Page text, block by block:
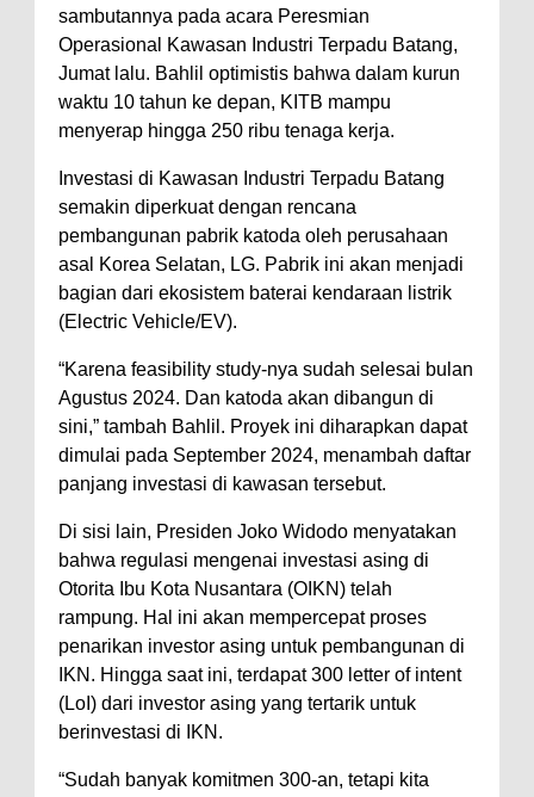
sambutannya pada acara Peresmian
Operasional Kawasan Industri Terpadu Batang,
Jumat lalu. Bahlil optimistis bahwa dalam kurun
waktu 10 tahun ke depan, KITB mampu
menyerap hingga 250 ribu tenaga kerja.
Investasi di Kawasan Industri Terpadu Batang
semakin diperkuat dengan rencana
pembangunan pabrik katoda oleh perusahaan
asal Korea Selatan, LG. Pabrik ini akan menjadi
bagian dari ekosistem baterai kendaraan listrik
(Electric Vehicle/EV).
“Karena feasibility study-nya sudah selesai bulan
Agustus 2024. Dan katoda akan dibangun di
sini,” tambah Bahlil. Proyek ini diharapkan dapat
dimulai pada September 2024, menambah daftar
panjang investasi di kawasan tersebut.
Di sisi lain, Presiden Joko Widodo menyatakan
bahwa regulasi mengenai investasi asing di
Otorita Ibu Kota Nusantara (OIKN) telah
rampung. Hal ini akan mempercepat proses
penarikan investor asing untuk pembangunan di
IKN. Hingga saat ini, terdapat 300 letter of intent
(LoI) dari investor asing yang tertarik untuk
berinvestasi di IKN.
“Sudah banyak komitmen 300-an, tetapi kita